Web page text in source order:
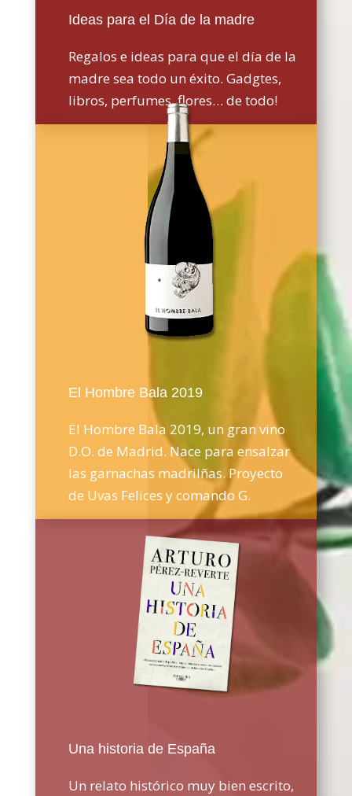
Ideas para el Día de la madre
Regalos e ideas para que el día de la
madre sea todo un éxito. Gadgtes,
libros, perfumes, flores… de todo!
El Hombre Bala 2019
El Hombre Bala 2019, un gran vino
D.O. de Madrid. Nace para ensalzar
las garnachas madrilñas. Proyecto
de Uvas Felices y comando G.
Una historia de España
Un relato histórico muy bien escrito,